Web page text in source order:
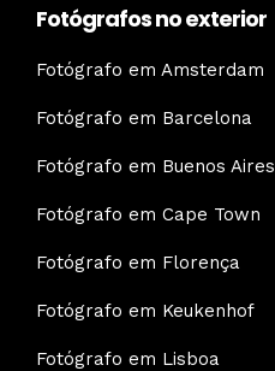
Fotógrafos no exterior
Fotógrafo em Amsterdam
Fotógrafo em Barcelona
Fotógrafo em Buenos Aires
Fotógrafo em Cape Town
Fotógrafo em Florença
Fotógrafo em Keukenhof
Fotógrafo em Lisboa